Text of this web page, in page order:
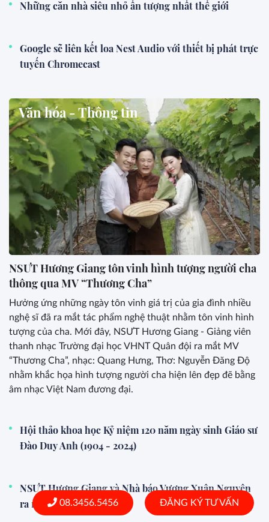
Những căn nhà siêu nhỏ ấn tượng nhất thế giới
Google sẽ liên kết loa Nest Audio với thiết bị phát trực
tuyến Chromecast
Văn hóa - Thông tin
NSƯT Hương Giang tôn vinh hình tượng người cha
thông qua MV “Thương Cha”
Hưởng ứng những ngày tôn vinh giá trị của gia đình nhiều
nghệ sĩ đã ra mắt tác phẩm nghệ thuật nhằm tôn vinh hình
tượng của cha. Mới đây, NSƯT Hương Giang - Giảng viên
thanh nhạc Trường đại học VHNT Quân đội ra mắt MV
“Thương Cha”, nhạc: Quang Hưng, Thơ: Nguyễn Đăng Độ
nhằm khắc họa hình tượng người cha hiện lên đẹp đẽ bằng
âm nhạc Việt Nam đương đại.
Hội thảo khoa học Kỷ niệm 120 năm ngày sinh Giáo sư
Đào Duy Anh (1904 - 2024)
NSƯT Hương Giang và Nhà báo Vương Xuân Nguyên
ra mắt ca khúc Sen
08.3456.5456 ĐĂNG KÝ TƯ VẤN